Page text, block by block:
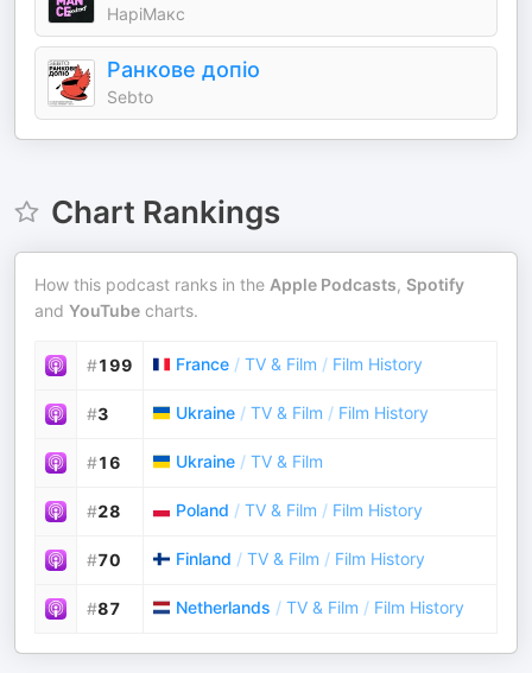
НаріМакс
Ранкове допіо
Sebto
Chart Rankings
How this podcast ranks in the Apple Podcasts, Spotify
and YouTube charts.
#199 France / TV & Film / Film History
#3 Ukraine / TV & Film / Film History
#16 Ukraine / TV & Film
#28 Poland / TV & Film / Film History
#70 Finland / TV & Film / Film History
#87 Netherlands / TV & Film / Film History